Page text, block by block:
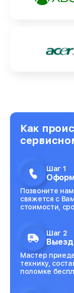
Как
Шаг 1
Позвоните
свяжется с
стоимости,
Шаг 2
Мастер
технику,
поломке